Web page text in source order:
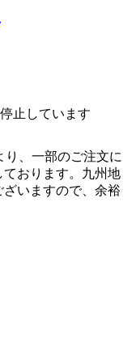
止しています
り、一部のご注文に
おります。九州地
いますので、余裕